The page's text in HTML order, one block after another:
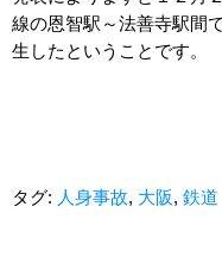
線の恩智駅～法善寺駅間
生したということです。
タグ: 人身事故, 大阪, 鉄道